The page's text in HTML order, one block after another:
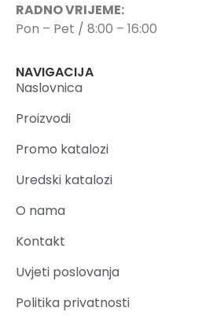
RADNO VRIJEME:
Pon – Pet / 8:00 – 16:00
NAVIGACIJA
Naslovnica
Proizvodi
Promo katalozi
Uredski katalozi
O nama
Kontakt
Uvjeti poslovanja
Politika privatnosti